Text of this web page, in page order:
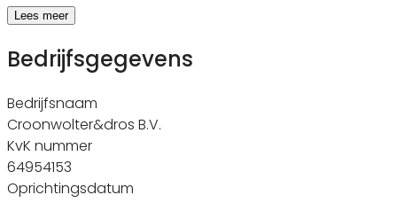
Lees meer
Bedrijfsgegevens
Bedrijfsnaam
Croonwolter&dros B.V.
KvK nummer
64954153
Oprichtingsdatum